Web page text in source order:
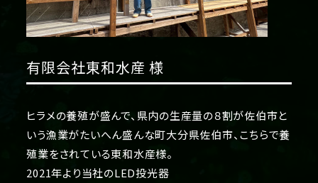
有限会社東和水産 様
ヒラメの養殖が盛んで、県内の生産量の８割が佐伯市と
いう漁業がたいへん盛んな町大分県佐伯市、こちらで養
殖業をされている東和水産様。
2021年より当社のLED投光器